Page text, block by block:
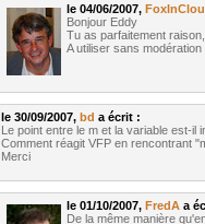
le 04/06/2007,
Bonjour Eddy
Tu as parfaitement
A utiliser sans
le 30/09/2007, bd a écrit :
Le point entre le m et la variable est-il
Comment réagit VFP en rencontrant
Merci
le 01/10/2007, FredAa
De la même manière